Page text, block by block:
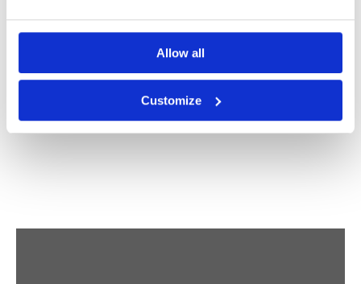
Allow all
Customize
€ 492,74
DREAMY
FLOWERFIELD 1 |
€67,14 - €492,74Prijsklasse:
| CANVAS
€ 67,14
tot